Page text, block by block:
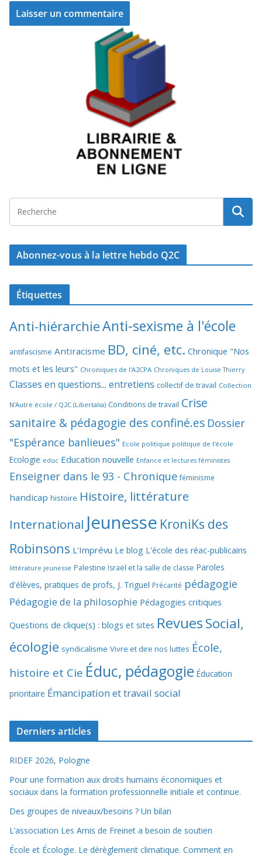
Abonnez-vous à la lettre hebdo Q2C
Étiquettes
Anti-hiérarchieAnti-sexisme à l'école
antifascisme Antiracisme BD, ciné, etc. Chronique "Nos
mots et les leurs" Chroniques de l'A2CPA Chroniques de Louise Thierry
Classes en questions... entretiens collectif de travail Collection
N'Autre école / Q2C (Libertalia) Conditions de travail Crise
sanitaire & pédagogie des confiné.es Dossier
"Espérance banlieues" Ecole politique politique de l'école
Ecologie educ Education nouvelle Enfance et lectures féministes
Enseigner dans le 93 - Chronique féminisme
handicap histoire Histoire, littérature
International Jeunesse KroniKs des
Robinsons L'Imprévu Le blog L'école des réac-publicains
littérature jeunesse Palestine Israël et la salle de classe Paroles
d'élèves, pratiques de profs, J. Triguel Précarité pédagogie
Pédagogie de la philosophie Pédagogies critiques
Questions de clique(s) : blogs et sites RevuesSocial,
écologie syndicalisme Vivre et dire nos luttes École,
histoire et Cie Éduc, pédagogie Éducation
prioritaire Émancipation et travail social
Derniers articles
RIDEF 2026, Pologne
Pour une formation aux droits humains économiques et
sociaux dans la formation professionnelle initiale et continue.
Des groupes de niveaux/besoins ? Un bilan
L’association Les Amis de Freinet a besoin de soutien
École et Écologie. Le dérèglement climatique. Comment en